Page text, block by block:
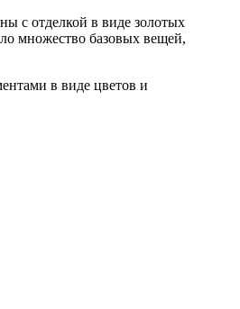
с отделкой в виде золотых
множество базовых вещей,
в виде цветов и